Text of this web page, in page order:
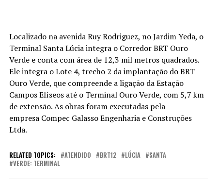
Localizado na avenida Ruy Rodriguez, no Jardim Yeda, o
Terminal Santa Lúcia integra o Corredor BRT Ouro
Verde e conta com área de 12,3 mil metros quadrados.
Ele integra o Lote 4, trecho 2 da implantação do BRT
Ouro Verde, que compreende a ligação da Estação
Campos Elíseos até o Terminal Ouro Verde, com 5,7 km
de extensão. As obras foram executadas pela
empresa Compec Galasso Engenharia e Construções
Ltda.
RELATED TOPICS: ATENDIDO BRT12 LÚCIA
SANTA
VERDE: TERMINAL